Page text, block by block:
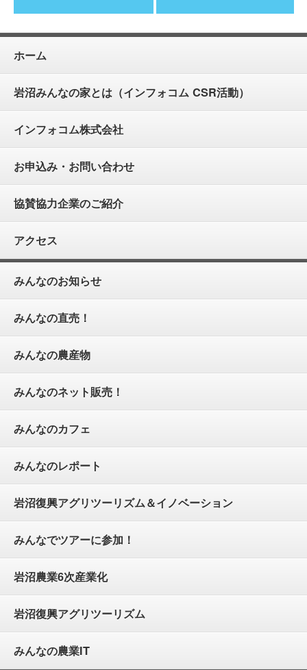
ホーム
岩沼みんなの家とは（インフォコム CSR活動）
インフォコム株式会社
お申込み・お問い合わせ
協賛協力企業のご紹介
アクセス
みんなのお知らせ
みんなの直売！
みんなの農産物
みんなのネット販売！
みんなのカフェ
みんなのレポート
岩沼復興アグリツーリズム＆イノベーション
みんなでツアーに参加！
岩沼農業6次産業化
岩沼復興アグリツーリズム
みんなの農業IT